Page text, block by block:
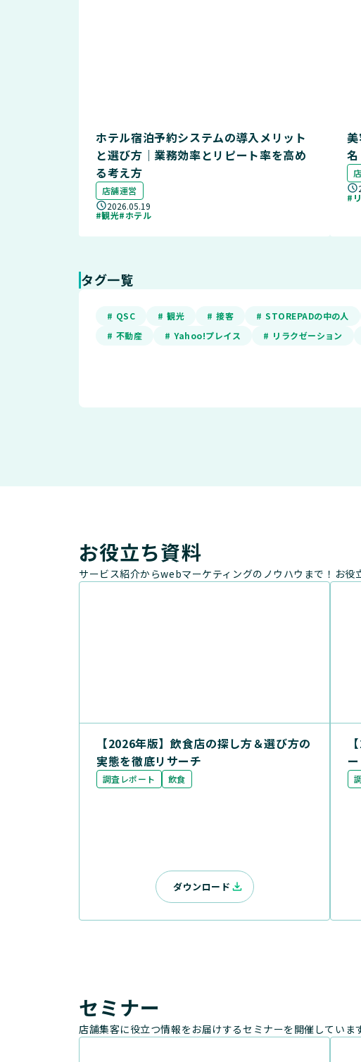
ホテル宿泊予約システムの導入メリット
と選び方｜業務効率とリピート率を高め
る考え方
店舗運営
2026.05.19
#観光#ホテル
#
タグ一覧
# QSC # 観光 # 接客 # STOREPADの中の人
# 不動産
# Yahoo!プレイス # リラクゼーション
お役立ち資料
サービス紹介からwebマーケティングのノウハウまで！お役
【2026年版】飲食店の探し方＆選び方の
実態を徹底リサーチ
調査レポート 飲食
ダウンロード
セミナー
店舗集客に役立つ情報をお届けするセミナーを開催していま